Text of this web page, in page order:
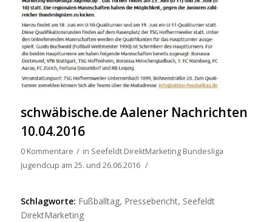
schwäbische.de Aalener Nachrichten
10.04.2016
0 Kommentare / in Seefeldt DirektMarketing Bundesliga
Jugendcup am 25. und 26.06.2016 /
Schlagworte: Fußballtag, Pressebericht, Seefeldt
DirektMarketing